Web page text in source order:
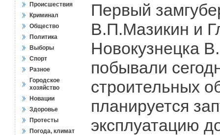
Происшествия
Криминал
Общество
Политика
Выборы
Спорт
Разное
Городское
хозяйство
Новации
Здоровье
Протесты
Погода, климат
Первый
В.П.Мазикин и
Новокузнецка
побывали
строительных
планируется
эксплуатацию